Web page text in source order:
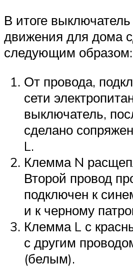
В итоге
движения для дома
следующим образом:
От провода,
сети
выключатель,
сделано
L.
Клемма N
Второй провод
подключен к
и к черному
Клемма L с
с другим
(белым).